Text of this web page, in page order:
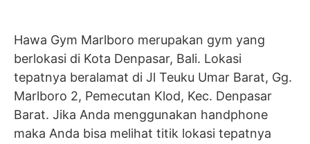
Hawa Gym Marlboro merupakan gym yang
berlokasi di Kota Denpasar, Bali. Lokasi
tepatnya beralamat di Jl Teuku Umar Barat, Gg.
Marlboro 2, Pemecutan Klod, Kec. Denpasar
Barat. Jika Anda menggunakan handphone
maka Anda bisa melihat titik lokasi tepatnya